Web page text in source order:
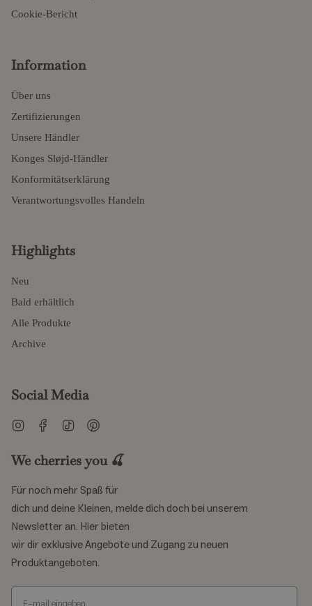
Cookie-Bericht
Information
Über uns
Zertifizierungen
Unsere Händler
Konges Sløjd-Händler
Konformitätserklärung
Verantwortungsvolles Handeln
Highlights
Neu
Bald erhältlich
Alle Produkte
Archive
Social Media
InstagramFacebook
TikTok
We cherries you 🍒
Für noch mehr Spaß für
dich und deine Kleinen, melde dich doch bei unserem
Newsletter an. Hier bieten
wir dir exklusive Angebote und Zugang zu neuen
Produktangeboten.